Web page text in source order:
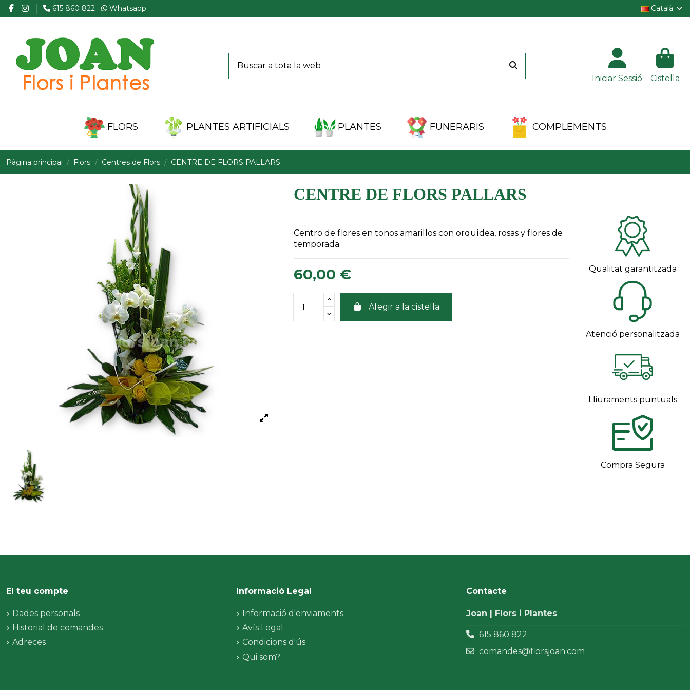
615 860 822 Whatsapp Català
Iniciar Sessió Cistella
FLORS PLANTES ARTIFICIALS PLANTES FUNERARIS COMPLEMENTS
Pàgina principal Flors Centres de Flors CENTRE DE FLORS PALLARS
CENTRE DE FLORS PALLARS
Centro de flores en tonos amarillos con orquídea, rosas y flores de
temporada.
60,00 €
Afegir a la cistella
Qualitat garantitzada
Atenció personalitzada
Lliuraments puntuals
Compra Segura
El teu compte
Dades personals
Historial de comandes
Adreces
Informació Legal
Informació d'enviaments
Avís Legal
Condicions d'ús
Qui som?
Contacte
Joan | Flors i Plantes
615 860 822
comandes@florsjoan.com